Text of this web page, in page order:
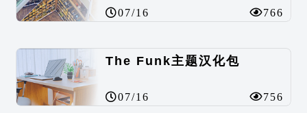
07/16 766
The Funk主题汉化包
07/16 756